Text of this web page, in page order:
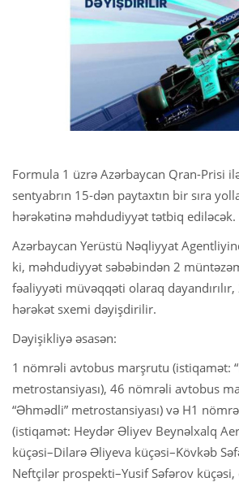
Formula 1 üzrə Azərbaycan Qran-Prisi
sentyabrın 15-dən paytaxtın bir sıra
hərəkətinə məhdudiyyət tətbiq ediləcək.
Azərbaycan Yerüstü Nəqliyyat
ki, məhdudiyyət səbəbindən 2
fəaliyyəti müvəqqəti olaraq
hərəkət sxemi dəyişdirilir.
Dəyişikliyə əsasən:
1 nömrəli avtobus marşrutu (istiqamət:
metrostansiyası), 46 nömrəli avtobus
“Əhmədli” metrostansiyası) və H1
(istiqamət: Heydər Əliyev Beynəlxalq
küçəsi–Dilarə Əliyeva küçəsi–Kövkəb
Neftçilər prospekti–Yusif Səfərov